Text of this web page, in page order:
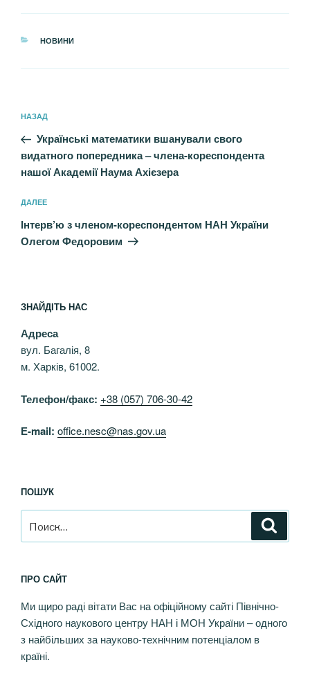
РУБРИКИ
НОВИНИ
по
записям
Предыдущая
запись:
НАЗАД
Українські математики вшанували свого
видатного попередника – члена-кореспондента
нашої Академії Наума Ахієзера
Следующая
запись
ДАЛЕЕ
Інтерв’ю з членом-кореспондентом НАН України
Олегом Федоровим
ЗНАЙДІТЬ НАС
Адреса
вул. Багалія, 8
м. Харків, 61002.
Телефон/факс: +38 (057) 706-30-42
Е-mail: office.nesc@nas.gov.ua
ПОШУК
ПРО САЙТ
Ми щиро раді вітати Вас на офіційному сайті Північно-
Східного наукового центру НАН і МОН України – одного
з найбільших за науково-технічним потенціалом в
країні.